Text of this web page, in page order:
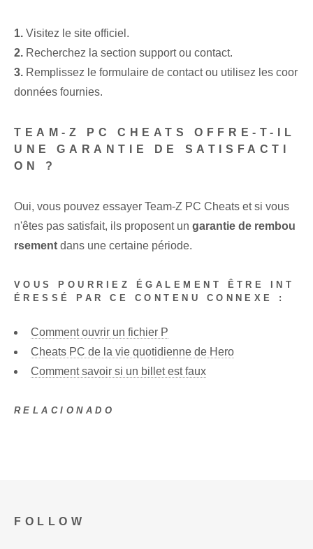
1. Visitez le site officiel.
2. Recherchez la section support ou contact.
3. Remplissez le formulaire de contact ou utilisez les coor
données fournies.
TEAM-Z PC CHEATS OFFRE-T-IL
UNE GARANTIE DE SATISFACTI
ON ?
Oui, vous pouvez essayer Team-Z PC Cheats et si vous
n'êtes pas satisfait, ils proposent un garantie de rembou
rsement dans une certaine période.
VOUS POURRIEZ ÉGALEMENT ÊTRE INT
ÉRESSÉ PAR CE CONTENU CONNEXE :
Comment ouvrir un fichier P
Cheats PC de la vie quotidienne de Hero
Comment savoir si un billet est faux
RELACIONADO
FOLLOW